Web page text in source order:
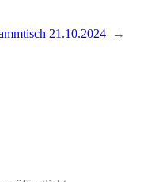
21.10.2024 →